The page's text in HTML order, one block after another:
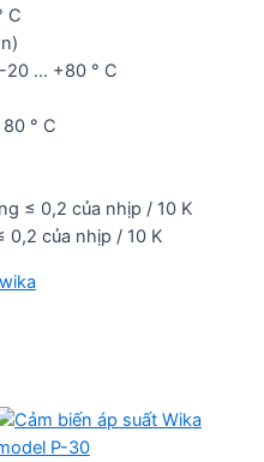
C
20 … +80 ° C
° C
≤ 0,2 của nhịp / 10 K
0,2 của nhịp / 10 K